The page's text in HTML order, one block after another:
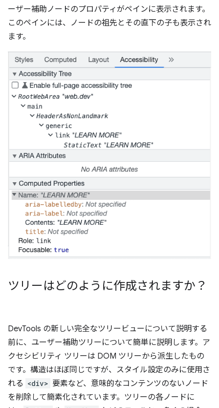
ーザー補助ノードのプロパティがペインに表示されます。
このペインには、ノードの祖先とその直下の子も表示され
ます。
ツリーはどのように作成されますか？
DevTools の新しい完全なツリービューについて説明する
前に、ユーザー補助ツリーについて簡単に説明します。ア
クセシビリティ ツリーは DOM ツリーから派生したもの
です。構造はほぼ同じですが、スタイル設定のみに使用さ
れる <div> 要素など、意味的なコンテンツのないノード
を削除して簡素化されています。ツリーの各ノードに